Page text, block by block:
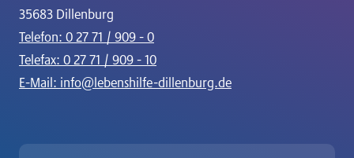
35683 Dillenburg
Telefon: 0 27 71 / 909 - 0
Telefax: 0 27 71 / 909 - 10
E-Mail: info@lebenshilfe-dillenburg.de